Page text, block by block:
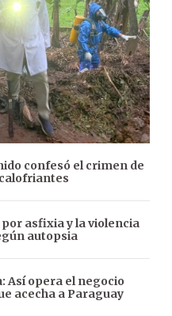
confesó el crimen de
asfixia y la violencia
autopsia
Así opera el negocio
acecha a Paraguay